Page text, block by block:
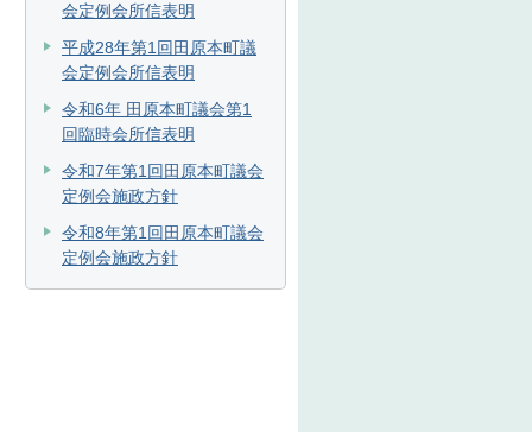
会定例会所信表明
平成28年第1回田原本町議
会定例会所信表明
令和6年 田原本町議会第1
回臨時会所信表明
令和7年第1回田原本町議会
定例会施政方針
令和8年第1回田原本町議会
定例会施政方針